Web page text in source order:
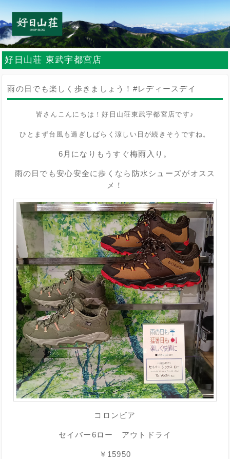
好日山荘 東武宇都宮店
雨の日でも楽しく歩きましょう！#レディースデイ
皆さんこんにちは！好日山荘東武宇都宮店です♪
ひとまず台風も過ぎしばらく涼しい日が続きそうですね。
6月になりもうすぐ梅雨入り。
雨の日でも安心安全に歩くなら防水シューズがオスス
メ！
コロンビア
セイバー6ロー アウトドライ
￥15950